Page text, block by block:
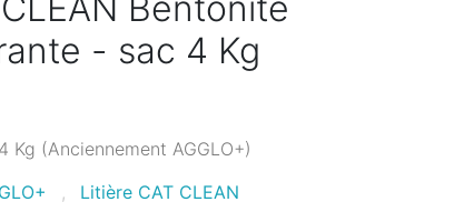
- sac 4 Kg
(Anciennement AGGLO+)
,
Litière CAT CLEAN